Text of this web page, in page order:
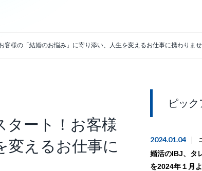
有価証券報告書 免責事項
様の「結婚のお悩み」に寄り添い、人生を変えるお仕事に携わりませ
タート！お客様
変えるお仕事に
ピッ
2024.01.04
婚活のIBJ、タ
を2024年１月